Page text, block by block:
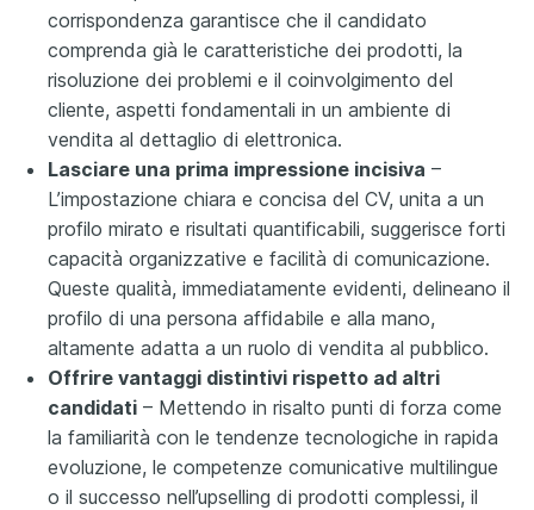
corrispondenza garantisce che il candidato
comprenda già le caratteristiche dei prodotti, la
risoluzione dei problemi e il coinvolgimento del
cliente, aspetti fondamentali in un ambiente di
vendita al dettaglio di elettronica.
Lasciare una prima impressione incisiva –
L’impostazione chiara e concisa del CV, unita a un
profilo mirato e risultati quantificabili, suggerisce forti
capacità organizzative e facilità di comunicazione.
Queste qualità, immediatamente evidenti, delineano il
profilo di una persona affidabile e alla mano,
altamente adatta a un ruolo di vendita al pubblico.
Offrire vantaggi distintivi rispetto ad altri
candidati – Mettendo in risalto punti di forza come
la familiarità con le tendenze tecnologiche in rapida
evoluzione, le competenze comunicative multilingue
o il successo nell’upselling di prodotti complessi, il